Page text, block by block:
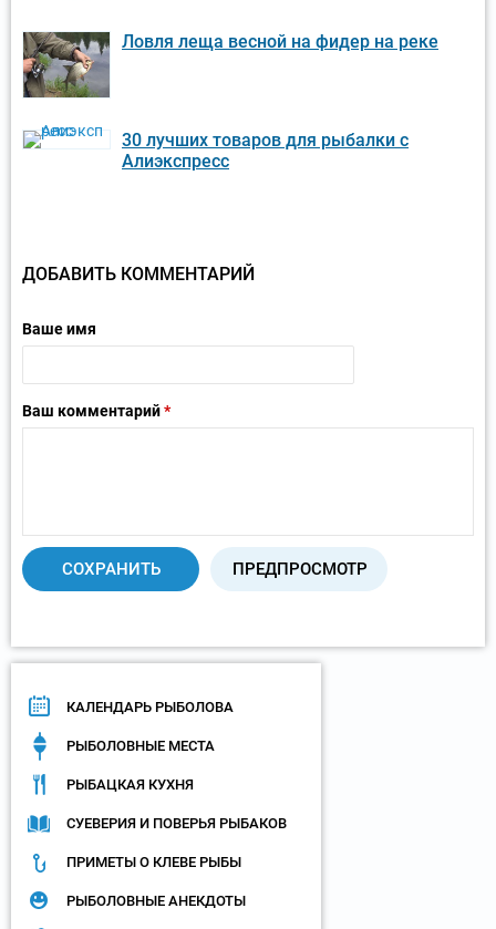
Ловля леща весной на фидер на реке
30 лучших товаров для рыбалки с
Алиэкспресс
ДОБАВИТЬ КОММЕНТАРИЙ
Ваше имя
Ваш комментарий*
КАЛЕНДАРЬ РЫБОЛОВА
РЫБОЛОВНЫЕ МЕСТА
РЫБАЦКАЯ КУХНЯ
СУЕВЕРИЯ И ПОВЕРЬЯ РЫБАКОВ
ПРИМЕТЫ О КЛЕВЕ РЫБЫ
РЫБОЛОВНЫЕ АНЕКДОТЫ